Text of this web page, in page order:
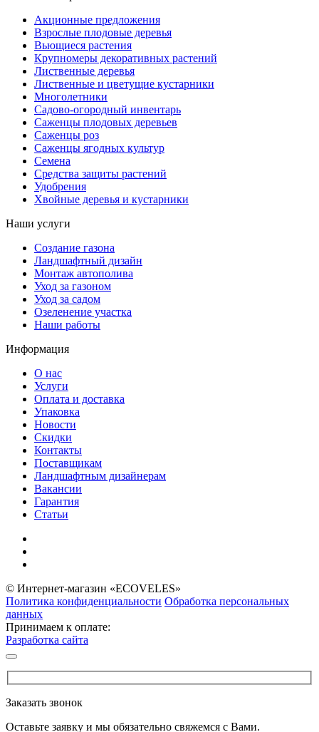
Акционные предложения
Взрослые плодовые деревья
Вьющиеся растения
Крупномеры декоративных растений
Лиственные деревья
Лиственные и цветущие кустарники
Многолетники
Садово-огородный инвентарь
Саженцы плодовых деревьев
Саженцы роз
Саженцы ягодных культур
Семена
Средства защиты растений
Удобрения
Хвойные деревья и кустарники
Наши услуги
Создание газона
Ландшафтный дизайн
Монтаж автополива
Уход за газоном
Уход за садом
Озеленение участка
Наши работы
Информация
О нас
Услуги
Оплата и доставка
Упаковка
Новости
Скидки
Контакты
Поставщикам
Ландшафтным дизайнерам
Вакансии
Гарантия
Статьи
© Интернет-магазин «ECOVELES»
Политика конфиденциальности Обработка персональных
данных
Принимаем к оплате:
Разработка сайта
Заказать звонок
Оставьте заявку и мы обязательно свяжемся с Вами.